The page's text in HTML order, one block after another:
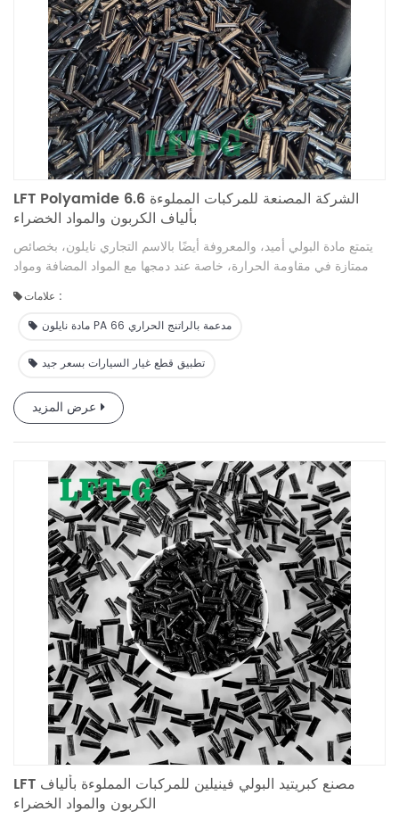
LFT Polyamide 6.6 الشركة المصنعة للمركبات المملوءة
بألياف الكربون والمواد الخضراء
يتمتع مادة البولي أميد، والمعروفة أيضًا بالاسم التجاري نايلون، بخصائص
ممتازة في مقاومة الحرارة، خاصة عند دمجها مع المواد المضافة ومواد
علامات :
مادة نايلون PA 66 مدعمة بالراتنج الحراري
تطبيق قطع غيار السيارات بسعر جيد
عرض المزيد
LFT مصنع كبريتيد البولي فينيلين للمركبات المملوءة بألياف
الكربون والمواد الخضراء